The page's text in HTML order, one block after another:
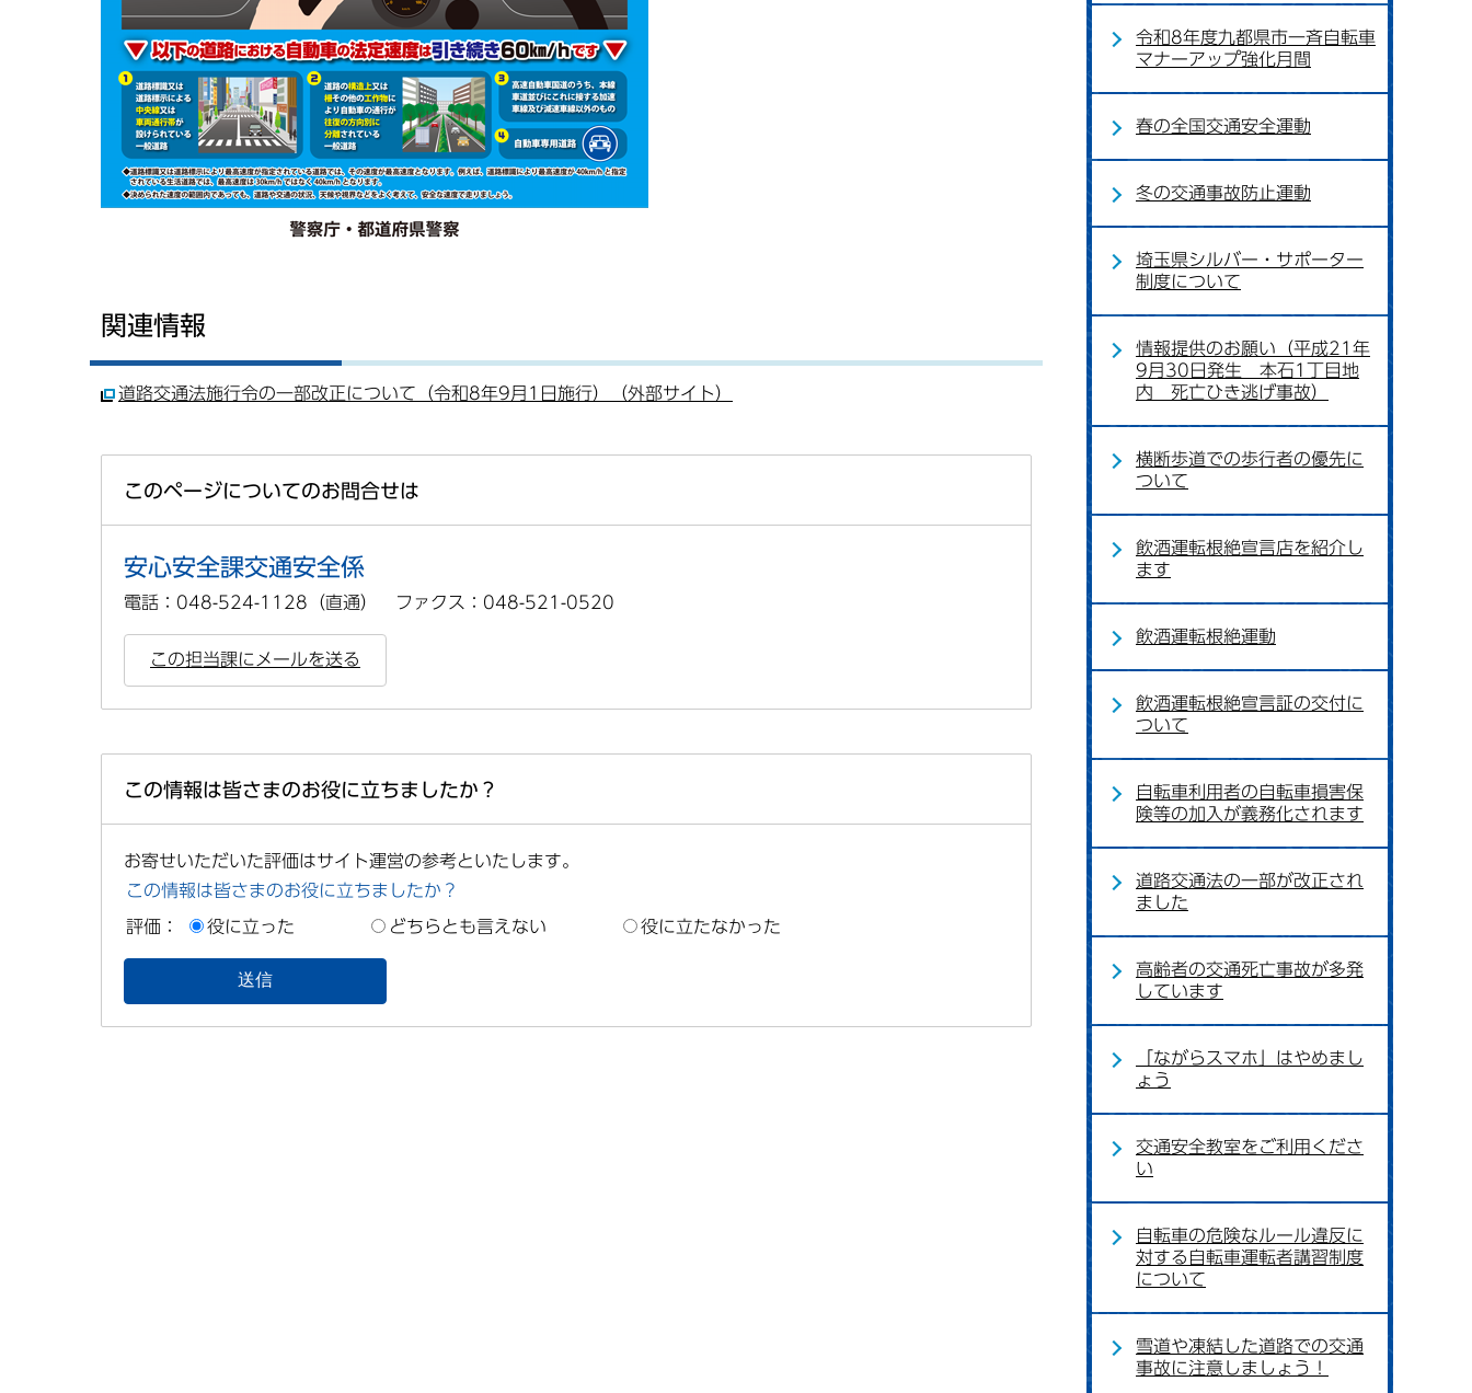
関連情報
道路交通法施行令の一部改正について（令和8年9月1日施行）（外部サイト）
このページについてのお問合せは
安心安全課交通安全係
電話：048-524-1128（直通） ファクス：048-521-0520
この担当課にメールを送る
この情報は皆さまのお役に立ちましたか？
お寄せいただいた評価はサイト運営の参考といたします。
この情報は皆さまのお役に立ちましたか？
評価： 役に立った どちらとも言えない 役に立たなかった
令和8年度九都県市一斉自転車
マナーアップ強化月間
春の全国交通安全運動
冬の交通事故防止運動
埼玉県シルバー・サポーター
制度について
情報提供のお願い（平成21年
9月30日発生 本石1丁目地
内 死亡ひき逃げ事故）
横断歩道での歩行者の優先に
ついて
飲酒運転根絶宣言店を紹介し
ます
飲酒運転根絶運動
飲酒運転根絶宣言証の交付に
ついて
自転車利用者の自転車損害保
険等の加入が義務化されます
道路交通法の一部が改正され
ました
高齢者の交通死亡事故が多発
しています
「ながらスマホ」はやめまし
ょう
交通安全教室をご利用くださ
い
自転車の危険なルール違反に
対する自転車運転者講習制度
について
雪道や凍結した道路での交通
事故に注意しましょう！